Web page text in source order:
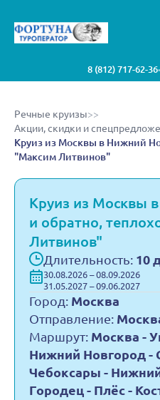
8 (812) 717-62-36•
Речные круизы>>
Акции, скидки и
Круиз из Москвы в Нижний
"Максим Литвинов"
Круиз из Москвы
и обратно,
Литвинов"
Длительность: 10
30.08.2026 – 08.09.2026
31.05.2027 – 09.06.2027
Город: Москва
Отправление:
Маршрут: Москва -
Нижний Новгород -
Чебоксары -
Городец - Плёс -